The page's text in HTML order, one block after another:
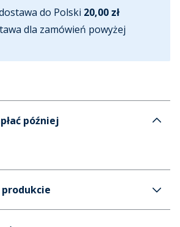
do Polski 20,00 zł
dla zamówień powyżej
później